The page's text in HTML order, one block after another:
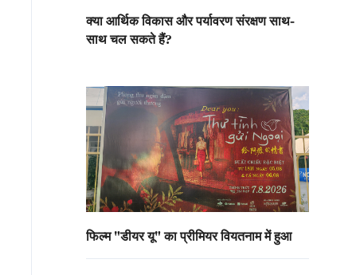
क्या आर्थिक विकास और पर्यावरण संरक्षण साथ-
साथ चल सकते हैं?
फिल्म "डीयर यू" का प्रीमियर वियतनाम में हुआ